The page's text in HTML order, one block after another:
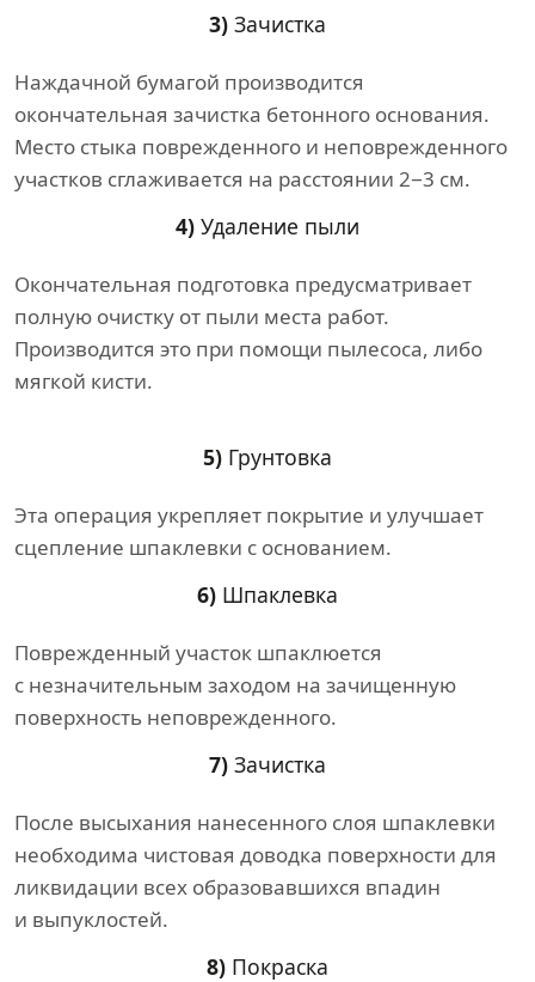
3) Зачистка
Наждачной бумагой производится
окончательная зачистка бетонного основания.
Место стыка поврежденного и неповрежденного
участков сглаживается на расстоянии 2−3 см.
4) Удаление пыли
Окончательная подготовка предусматривает
полную очистку от пыли места работ.
Производится это при помощи пылесоса, либо
мягкой кисти.
5) Грунтовка
Эта операция укрепляет покрытие и улучшает
сцепление шпаклевки с основанием.
6) Шпаклевка
Поврежденный участок шпаклюется
с незначительным заходом на зачищенную
поверхность неповрежденного.
7) Зачистка
После высыхания нанесенного слоя шпаклевки
необходима чистовая доводка поверхности для
ликвидации всех образовавшихся впадин
и выпуклостей.
8) Покраска